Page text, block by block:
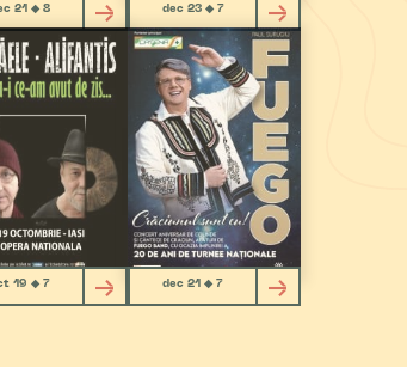
21 ◆ 8 dec 23 ◆ 7
19 ◆ 7 dec 21 ◆ 7